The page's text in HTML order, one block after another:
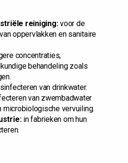
reiniging:voor de
oppervlakken en sanitaire
concentraties,
behandeling zoals
van drinkwater.
van zwembadwater
microbiologische vervuiling.
in fabrieken om hun